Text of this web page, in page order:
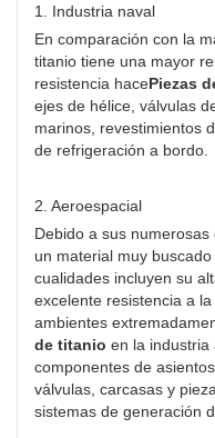
1. Industria naval
En comparación con la
titanio tiene una mayor
resistencia hacePiezas
ejes de hélice, válvulas
marinos, revestimientos
de refrigeración a bordo.
2. Aeroespacial
Debido a sus
un material muy
cualidades incluyen su
excelente resistencia a
ambientes
de titanio en la industria
componentes de
válvulas, carcasas y
sistemas de generación